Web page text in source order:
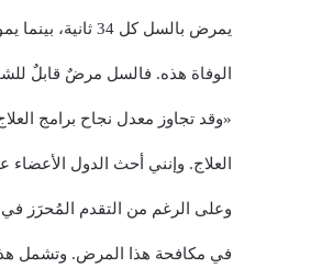
يمرض بالسل كل 34 ثانية، بينما يموت شخص آخر كل 6 دقائق. وهذا أمرٌ غير مقبول. إلا أنه بالإمكان تفادي حالات
الوفاة هذه. فالسل مرضٌ قابلٌ
«وقد تجاوز معدل نجاح برامج العلاج في إقليمنا 90%، إلا أنه من كل 10 حالات
العلاج. وإنني أحث الدول
وعلى الرغم من التقدم المُحرَز في
في مكافحة هذا المرض. وتشمل هذه